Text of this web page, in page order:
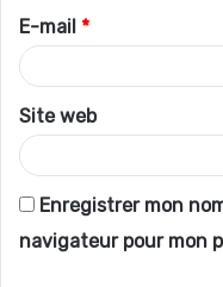
r
e
*
E-mail *
Site web
Enregistrer mon
navigateur pour mon